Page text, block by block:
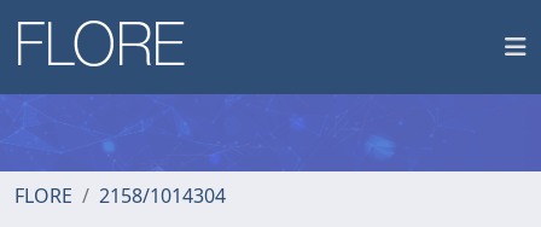
FLORE 2158/1014304